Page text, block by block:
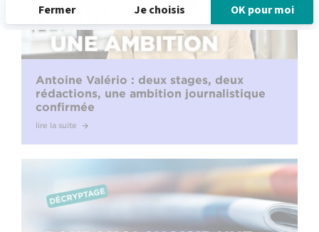
Antoine Valério : deux stages, deux
rédactions, une ambition journalistique
confirmée
lire la suite